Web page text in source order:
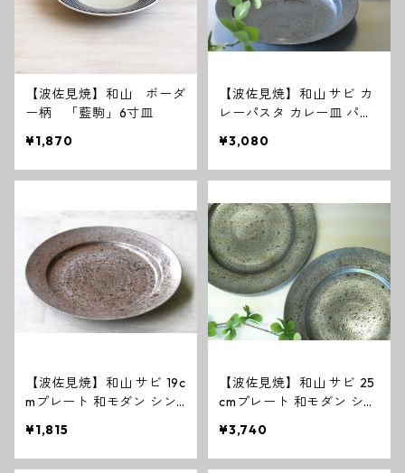
【波佐見焼】和山 ボーダ
ー柄 「藍駒」6寸皿
¥1,870
【波佐見焼】和山 サビ カ
レーパスタ カレー皿 パス
ック おしゃれ
¥3,080
【波佐見焼】和山 サビ 19c
mプレート 和モダン シン
¥1,815
【波佐見焼】和山 サビ 25
cmプレート 和モダン シン
¥3,740